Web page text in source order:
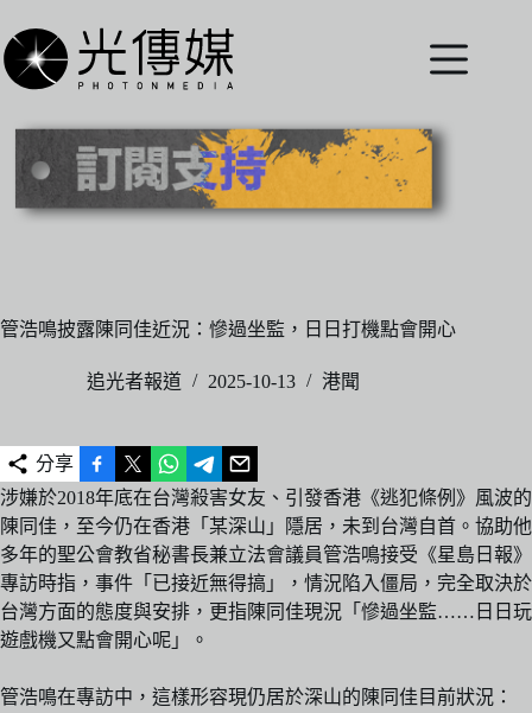
至
主
內
管浩鳴披露陳同佳近況：慘過坐監，日日打機點會開心
追光者報道 2025-10-13 港聞
分享
涉嫌於2018年底在台灣殺害女友、引發香港《逃犯條例》風波的
陳同佳，至今仍在香港「某深山」隱居，未到台灣自首。協助他
多年的聖公會教省秘書長兼立法會議員管浩鳴接受《星島日報》
專訪時指，事件「已接近無得搞」，情況陷入僵局，完全取決於
台灣方面的態度與安排，更指陳同佳現況「慘過坐監……日日玩
遊戲機又點會開心呢」。
管浩鳴在專訪中，這樣形容現仍居於深山的陳同佳目前狀況：